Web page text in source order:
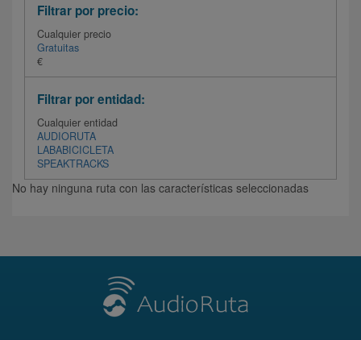
Filtrar por precio:
Cualquier precio
Gratuitas
€
Filtrar por entidad:
Cualquier entidad
AUDIORUTA
LABABICICLETA
SPEAKTRACKS
No hay ninguna ruta con las características seleccionadas